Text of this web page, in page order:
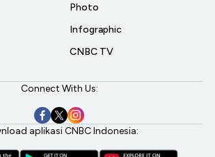
Photo
Infographic
CNBC TV
Connect With Us:
aplikasi CNBC Indonesia: